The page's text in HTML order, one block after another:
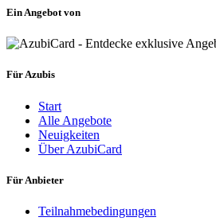
Ein Angebot von
Für Azubis
Start
Alle Angebote
Neuigkeiten
Über AzubiCard
Für Anbieter
Teilnahmebedingungen